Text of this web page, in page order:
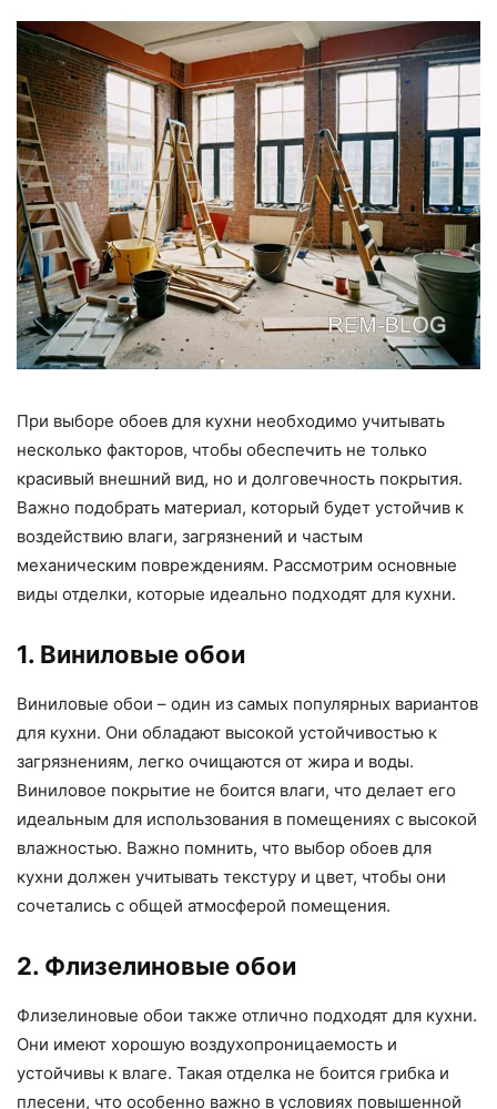
При выборе обоев для кухни необходимо учитывать
несколько факторов, чтобы обеспечить не только
красивый внешний вид, но и долговечность покрытия.
Важно подобрать материал, который будет устойчив к
воздействию влаги, загрязнений и частым
механическим повреждениям. Рассмотрим основные
виды отделки, которые идеально подходят для кухни.
1. Виниловые обои
Виниловые обои – один из самых популярных вариантов
для кухни. Они обладают высокой устойчивостью к
загрязнениям, легко очищаются от жира и воды.
Виниловое покрытие не боится влаги, что делает его
идеальным для использования в помещениях с высокой
влажностью. Важно помнить, что выбор обоев для
кухни должен учитывать текстуру и цвет, чтобы они
сочетались с общей атмосферой помещения.
2. Флизелиновые обои
Флизелиновые обои также отлично подходят для кухни.
Они имеют хорошую воздухопроницаемость и
устойчивы к влаге. Такая отделка не боится грибка и
плесени, что особенно важно в условиях повышенной